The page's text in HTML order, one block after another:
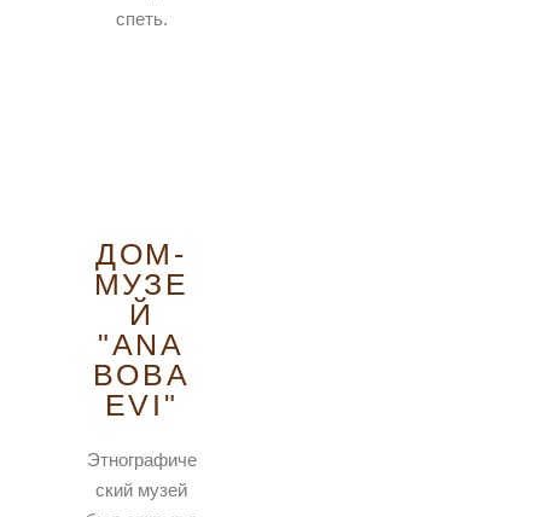
спеть.
ДОМ-
МУЗЕ
Й
"АNA
BOBA
EVI"
Этнографиче
ский музей